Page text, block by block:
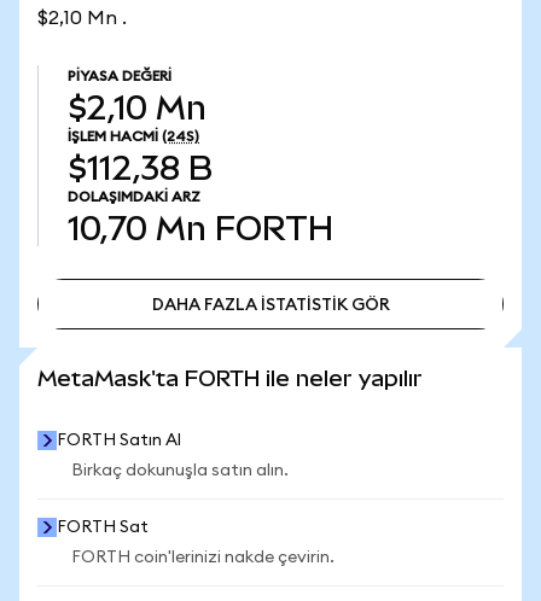
$2,10 Mn .
PIYASA DEĞERI
$2,10 Mn
İŞLEM HACMI (24S)
$112,38 B
DOLAŞIMDAKI ARZ
10,70 Mn FORTH
DAHA FAZLA İSTATİSTİK GÖR
MetaMask'ta FORTH ile neler yapılır
FORTH Satın Al
Birkaç dokunuşla satın alın.
FORTH Sat
FORTH coin'lerinizi nakde çevirin.